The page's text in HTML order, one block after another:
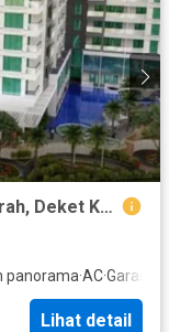
Ready Stock Apartemen Mewah Murah, Deket Kampus dan Mall
panorama·AC·Garasi
Lihat detail